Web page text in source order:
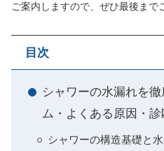
ご案内しますので、ぜひ最後まで
目次
シャワーの水漏れを
ム・よくある原因・
シャワーの構造基礎と